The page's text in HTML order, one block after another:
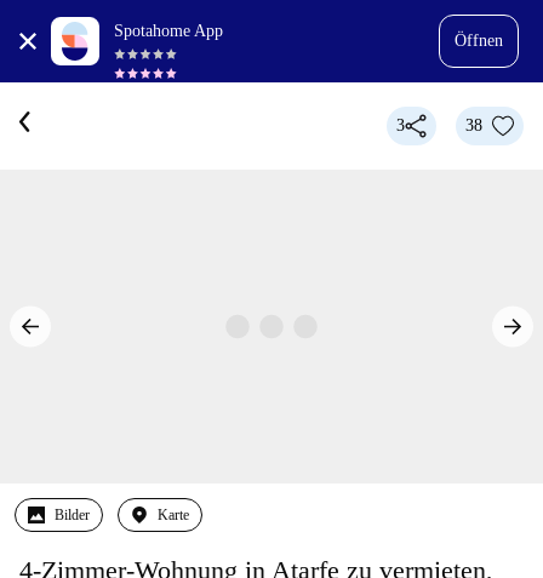
Spotahome App
Öffnen
3 38
Bilder Karte
4-Zimmer-Wohnung in Atarfe zu vermieten,